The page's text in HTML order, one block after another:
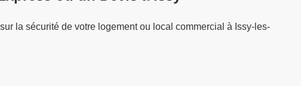
la sécurité de votre logement ou local commercial à Issy-les-